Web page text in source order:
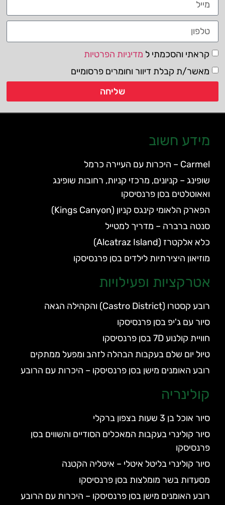
קראתי והסכמתי ל מדיניות הפרטיות
מאשר/ת קבלת דיוור וחומרים פרסומיים
שליחה
מידע חשוב
Carmel – היכרות עם העיירה כרמל
שופינג – קניונים, מרכזי קניות, רחובות שופינג
ואאוטלטים בסן פרנסיסקו
הפארק הלאומי קינגס קניון (Kings Canyon)
סנטה ברברה – מדריך למטייל
כלא אלקטרז (Alcatraz Island)
מוזיאון היצירתיות לילדים בסן פרנסיסקו
אטרקציות ופעילויות
רובע קסטרו (Castro District) והקהילה הגאה
סיור עם ג'יפ בסן פרנסיסקו
חוויית קולנוע 7D בסן פרנסיסקו
טיול יום שלם בעקבות הבהלה לזהב ומפעל ממתקים
רובע האומנים מישן בסן פרנסיסקו – היכרות עם הרובע
קולינריה
סיור אוכל בן 3 שעות בצפון ברקלי
סיור קולינרי בעקבות המאכלים הסודיים והשווים בסן
פרנסיסקו
סיור קולינרי בליטל איטלי – איטליה הקטנה
מסעדות בשר מומלצות בסן פרנסיסקו
רובע האומנים מישן בסן פרנסיסקו – היכרות עם הרובע